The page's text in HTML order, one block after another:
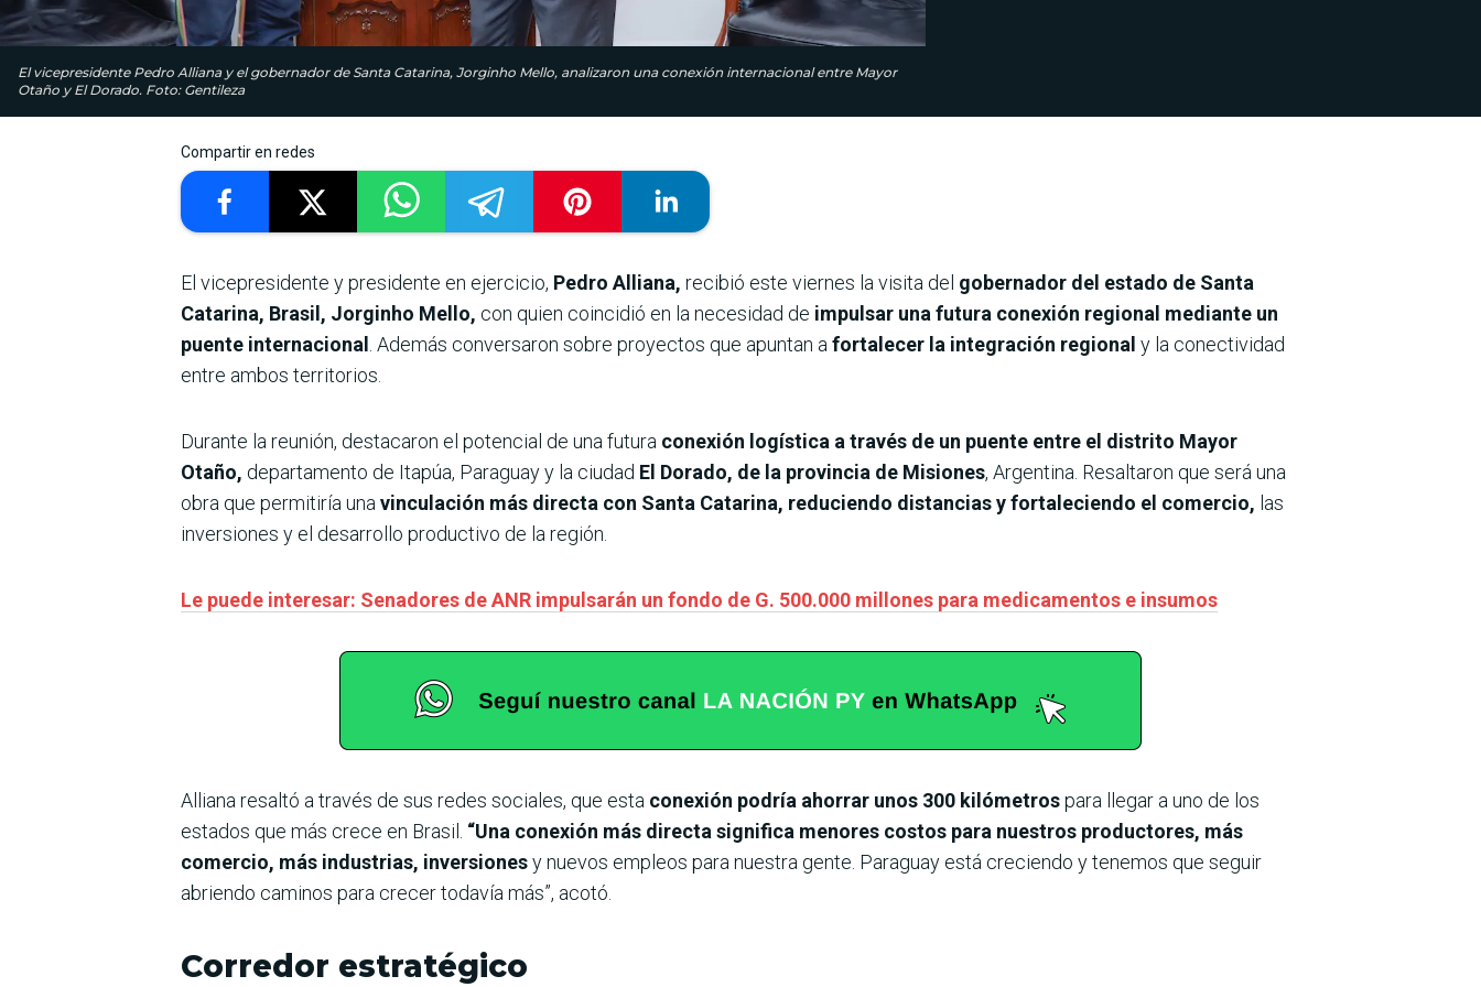
El vicepresidente Pedro Alliana y el gobernador de Santa Catarina, Jorginho Mello, analizaron una conexión internacional entre Mayor
Otaño y El Dorado. Foto: Gentileza
Compartir en redes
El vicepresidente y presidente en ejercicio, Pedro Alliana, recibió este viernes la visita del gobernador del estado de Santa
Catarina, Brasil, Jorginho Mello, con quien coincidió en la necesidad de impulsar una futura conexión regional mediante un
puente internacional . Además conversaron sobre proyectos que apuntan afortalecer la integración regional y la conectividad
entre ambos territorios.
Durante la reunión, destacaron el potencial de una futura conexión logística a través de un puente entre el distrito Mayor
Otaño, departamento de Itapúa, Paraguay y la ciudad El Dorado, de la provincia de Misiones, Argentina. Resaltaron que será una
obra que permitiría unavinculación más directa con Santa Catarina, reduciendo distancias y fortaleciendo el comercio, las
inversiones y el desarrollo productivo de la región.
Le puede interesar: Senadores de ANR impulsarán un fondo de G. 500.000 millones para medicamentos e insumos
Alliana resaltó a través de sus redes sociales, que esta conexión podría ahorrar unos 300 kilómetrospara llegar a uno de los
estados que más crece en Brasil. “Una conexión más directa significa menores costos para nuestros productores, más
comercio, más industrias, inversionesy nuevos empleos para nuestra gente. Paraguay está creciendo y tenemos que seguir
abriendo caminos para crecer todavía más”, acotó.
Corredor estratégico